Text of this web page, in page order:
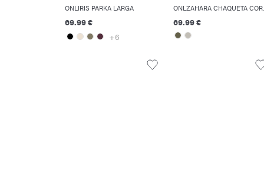
ONLIRIS PARKA LARGA
69.99 €
+6
69.99 €